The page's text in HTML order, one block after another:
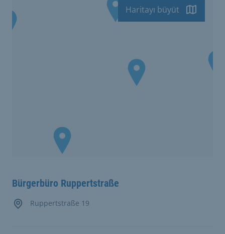
Haritayı büyüt
Bürgerbüro Ruppertstraße
Ruppertstraße 19